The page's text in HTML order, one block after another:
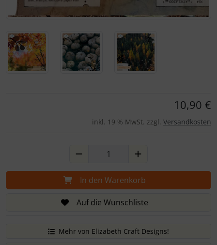
10,90 €
inkl. 19 % MwSt. zzgl. Versandkosten
In den Warenkorb
Auf die Wunschliste
Mehr von Elizabeth Craft Designs!